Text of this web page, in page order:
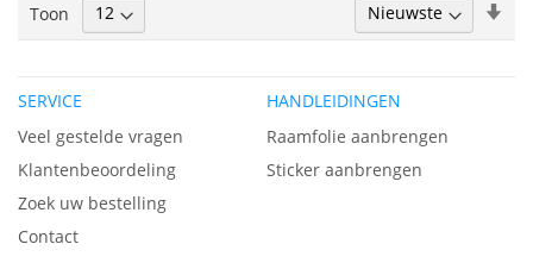
Toon
SERVICE
Veel gestelde vragen
Klantenbeoordeling
Zoek uw bestelling
Contact
HANDLEIDINGEN
Raamfolie aanbrengen
Sticker aanbrengen